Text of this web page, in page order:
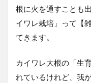
根に火を通すことも
イワレ栽培」って【
てきます。
カイワレ大根の「生
れているけれど、我